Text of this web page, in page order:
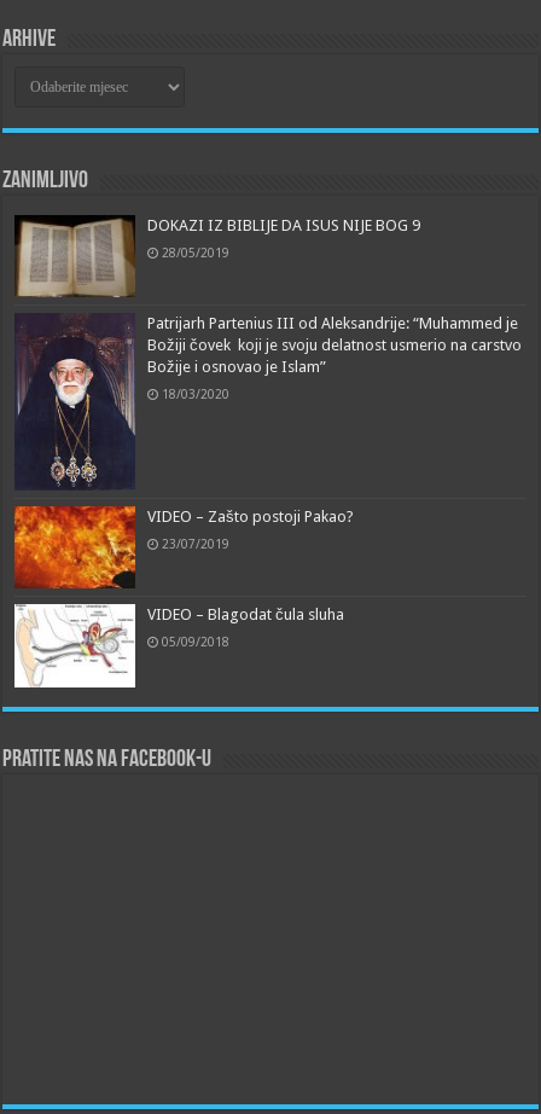
Arhive
Zanimljivo
DOKAZI IZ BIBLIJE DA ISUS NIJE BOG 9
28/05/2019
Patrijarh Partenius III od Aleksandrije: “Muhammed je
Božiji čovek koji je svoju delatnost usmerio na carstvo
Božije i osnovao je Islam”
18/03/2020
VIDEO – Zašto postoji Pakao?
23/07/2019
VIDEO – Blagodat čula sluha
05/09/2018
Pratite nas na Facebook-u